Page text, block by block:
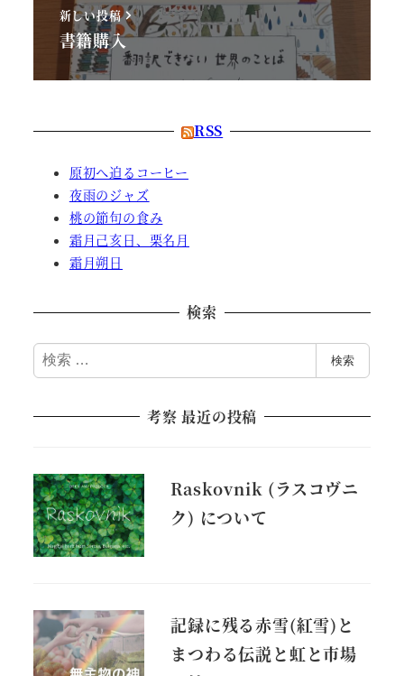
新しい投稿
書籍購入
RSS
原初へ迫るコーヒー
夜雨のジャズ
桃の節句の食み
霜月己亥日、栗名月
霜月朔日
検索
検
索
検索
考察 最近の投稿
Raskovnik (ラスコヴニ
ク) について
記録に残る赤雪(紅雪)と
まつわる伝説と虹と市場